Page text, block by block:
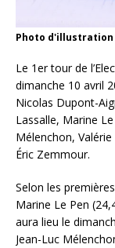
Photo d'illustration
Le 1er tour de
dimanche 10 avril
Nicolas Dupont-
Lassalle, Marine
Mélenchon,
Éric Zemmour.
Selon les
Marine Le Pen
aura lieu le
Jean-Luc